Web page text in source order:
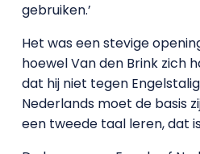
gebruiken.’
Het was een stevige
hoewel Van den Brink zich
dat hij niet tegen
Nederlands moet de basis
een tweede taal leren, dat